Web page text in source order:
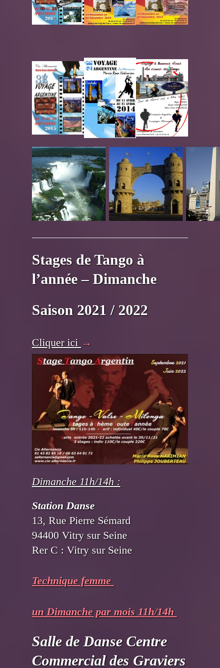
Stages de Tango à
l’année – Dimanche
Saison 2021 / 2022
Cliquer ici →
Dimanche 11h/14h :
Station Danse
13, Rue Pierre Sémard
94400 Vitry sur Seine
Rer C : Vitry sur Seine
Technique femme
un Dimanche par mois 11h/14h
Salle de Danse Centre
Commercial des Graviers